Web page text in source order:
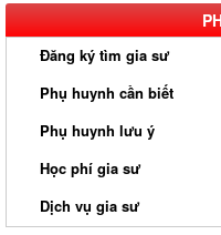
Đăng ký tìm gia sư
Phụ huynh cần biết
Phụ huynh lưu ý
Học phí gia sư
Dịch vụ gia sư